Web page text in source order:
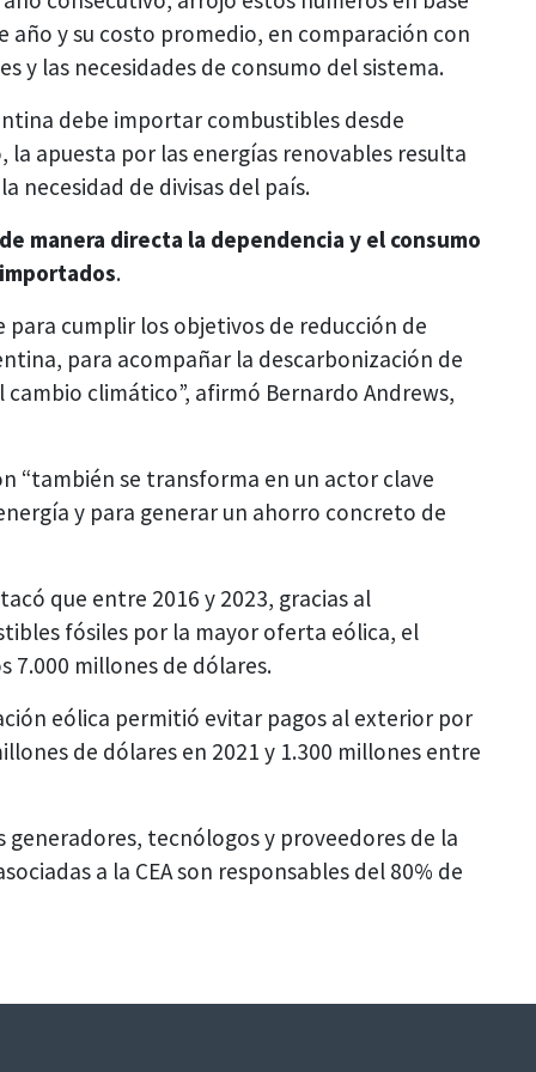
año y su costo promedio, en comparación con
y las necesidades de consumo del sistema.
debe importar combustibles desde
apuesta por las energías renovables resulta
necesidad de divisas del país.
manera directa la dependencia y el consumo
.
para cumplir los objetivos de reducción de
para acompañar la descarbonización de
climático”, afirmó Bernardo Andrews,
“también se transforma en un actor clave
y para generar un ahorro concreto de
que entre 2016 y 2023, gracias al
fósiles por la mayor oferta eólica, el
7.000 millones de dólares.
eólica permitió evitar pagos al exterior por
de dólares en 2021 y 1.300 millones entre
generadores, tecnólogos y proveedores de la
a la CEA son responsables del 80% de